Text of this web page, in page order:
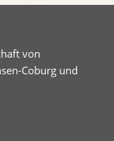
von
Coburg und